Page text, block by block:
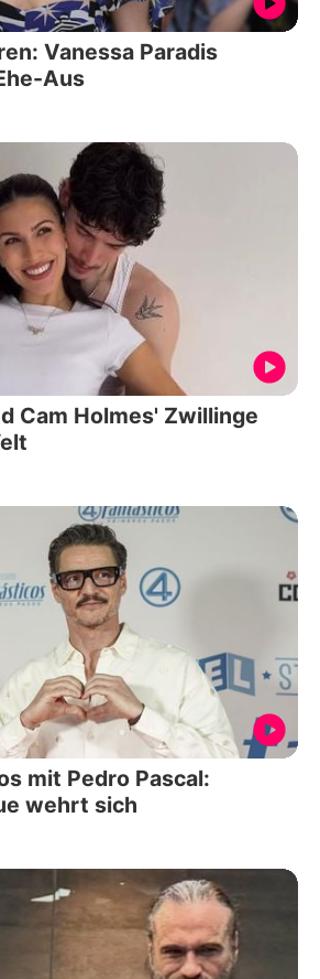
Vanessa Paradis
Aus
Cam Holmes' Zwillinge
mit Pedro Pascal:
wehrt sich